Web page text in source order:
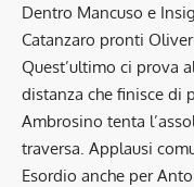
Dentro Mancuso e
Catanzaro pronti
Quest’ultimo ci prova
distanza che finisce di
Ambrosino tenta
traversa. Applausi
Esordio anche per